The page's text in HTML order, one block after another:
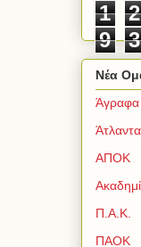
1 2
9
3
Νέα
Άγραφα
ΑΠΟΚ
Π.Α.Κ.
ΠΑΟΚ